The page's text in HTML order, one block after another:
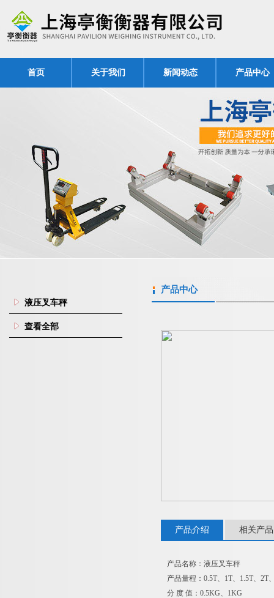
首页 关于我们 新闻动态 产品中心
液压叉车秤
查看全部
产品中心
产品介绍 相关产品
产品名称：液压叉车秤
产品量程：0.5T、1T、1.5T、2T
分 度 值：0.5KG、1KG